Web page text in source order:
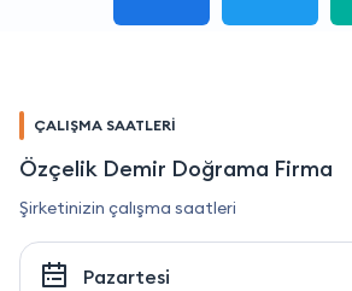
ÇALIŞMA SAATLERİ
Özçelik Demir Doğrama Firma
Şirketinizin çalışma saatleri
Pazartesi